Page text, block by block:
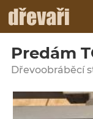
Predám
Dřevoobráběcí